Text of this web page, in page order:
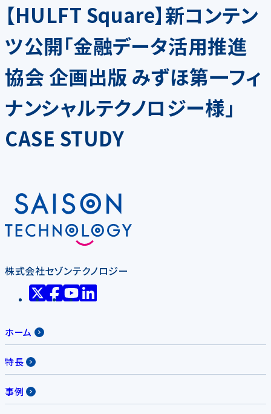
【HULFT Square】新コンテン
ツ公開「金融データ活用推進
協会 企画出版 みずほ第一フィ
ナンシャルテクノロジー様」
CASE STUDY
株式会社セゾンテクノロジー
ホーム
特長
事例